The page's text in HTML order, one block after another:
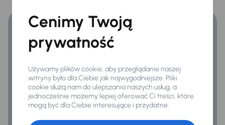
Bezpieczeństwo
ABS
ASR
Asystent podjazdu
Cenimy Twoją
prywatność
Używamy plików cookie, aby przeglądanie naszej
witryny było dla Ciebie jak najwygodniejsze. Pliki
cookie służą nam do ulepszania naszych usług, a
jednocześnie możemy lepiej oferować Ci treści, które
mogą być dla Ciebie interesujące i przydatne.